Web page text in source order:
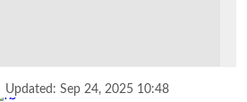
Updated: Sep 24, 2025 10:48